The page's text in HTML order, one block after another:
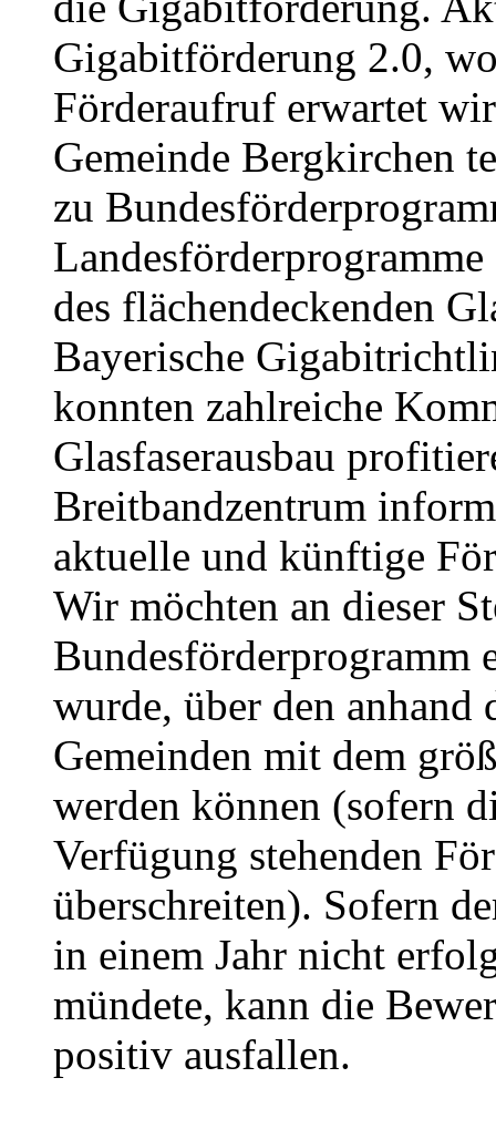
Gigabitförderung 2.0,
Förderaufruf erwartet
Gemeinde Bergkirchen
zu
des flächendeckenden
Bayerische
konnten zahlreiche
Glasfaserausbau
Breitbandzentrum
aktuelle und künftige
Wir möchten an dieser
Bundesförderprogramm
wurde, über den
Gemeinden mit dem
werden können (sofern
Verfügung stehenden
überschreiten). Sofern
in einem Jahr nicht
mündete, kann die
positiv ausfallen.